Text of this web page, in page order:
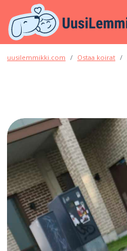
uusilemmikki.com Ostaa koirat